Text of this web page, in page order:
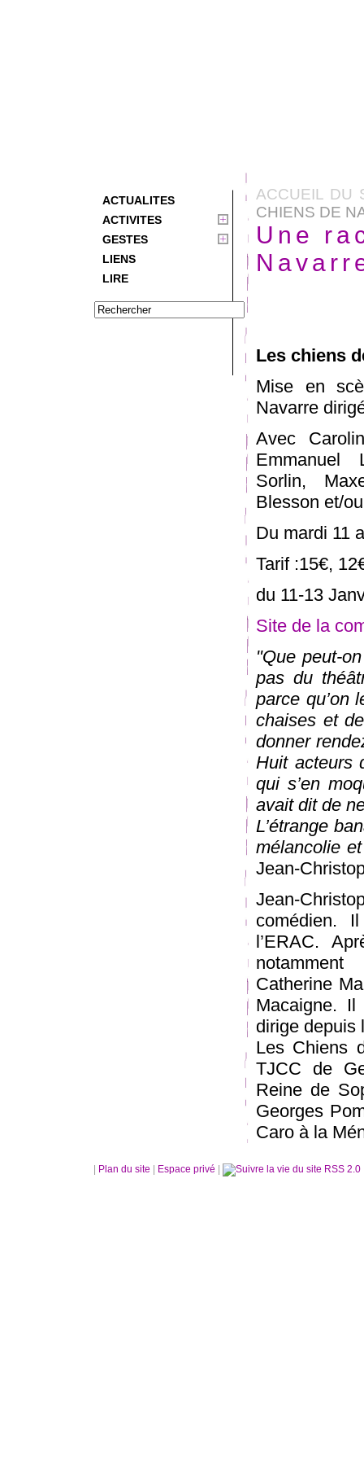
ACTUALITES
ACTIVITES
GESTES
LIENS
LIRE
ACCUEIL DU
CHIENS DE
Une
Les chiens
Mise en
Navarre
Avec
Emmanuel
Sorlin,
Blesson et/
Du mardi 11
Tarif :15€,
du 11-13
Site de la
"Que peut-
pas du
parce qu’on
chaises et
donner
Huit acteurs
qui s’en
avait dit de
L’étrange
mélancolie
Jean-
Jean-
comédien.
l’ERAC.
Catherine
Macaigne.
dirige depuis
Les Chiens
TJCC de
Reine de
Georges
Caro à la
Plan du site Espace privé RSS 2.0